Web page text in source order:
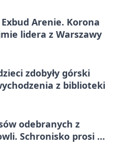
Arenie. Korona
lidera z Warszawy
zdobyły górski
z biblioteki
odebranych z
Schronisko prosi o